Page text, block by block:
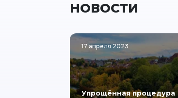
НОВОСТИ
17 апреля 2023
Упрощённая процедура